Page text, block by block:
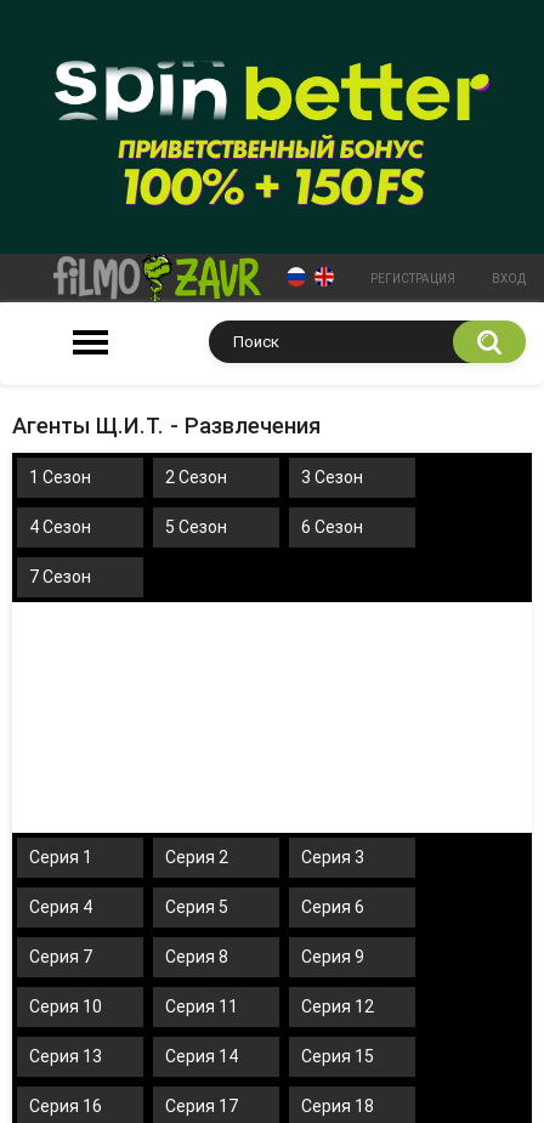
РЕГИСТРАЦИЯ ВХОД
Агенты Щ.И.Т. - Развлечения
1 Сезон 2 Сезон 3 Сезон
4 Сезон 5 Сезон 6 Сезон
7 Сезон
Серия 1 Серия 2 Серия 3
Серия 4 Серия 5 Серия 6
Серия 7 Серия 8 Серия 9
Серия 10 Серия 11 Серия 12
Серия 13 Серия 14 Серия 15
Серия 16 Серия 17 Серия 18